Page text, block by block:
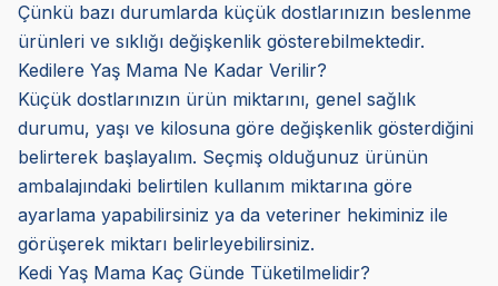
Çünkü bazı durumlarda küçük dostlarınızın beslenme
ürünleri ve sıklığı değişkenlik gösterebilmektedir.
Kedilere Yaş Mama Ne Kadar Verilir?
Küçük dostlarınızın ürün miktarını, genel sağlık
durumu, yaşı ve kilosuna göre değişkenlik gösterdiğini
belirterek başlayalım. Seçmiş olduğunuz ürünün
ambalajındaki belirtilen kullanım miktarına göre
ayarlama yapabilirsiniz ya da veteriner hekiminiz ile
görüşerek miktarı belirleyebilirsiniz.
Kedi Yaş Mama Kaç Günde Tüketilmelidir?